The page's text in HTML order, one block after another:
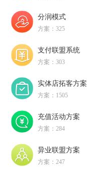
分润模式
方案：325
支付联盟系统
方案：303
实体店拓客方案
方案：1505
充值活动方案
方案：284
异业联盟方案
方案：247